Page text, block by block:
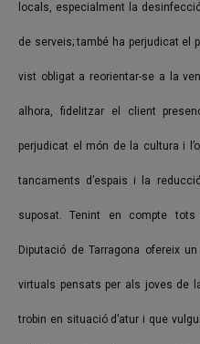
locals, especialment la
de serveis; també ha perjudicat el
vist obligat a reorientar-se a la
alhora, fidelitzar el client
perjudicat el món de la cultura i
tancaments d’espais i la
suposat. Tenint en compte
Diputació de Tarragona ofereix
virtuals pensats per als joves de
trobin en situació d’atur i que